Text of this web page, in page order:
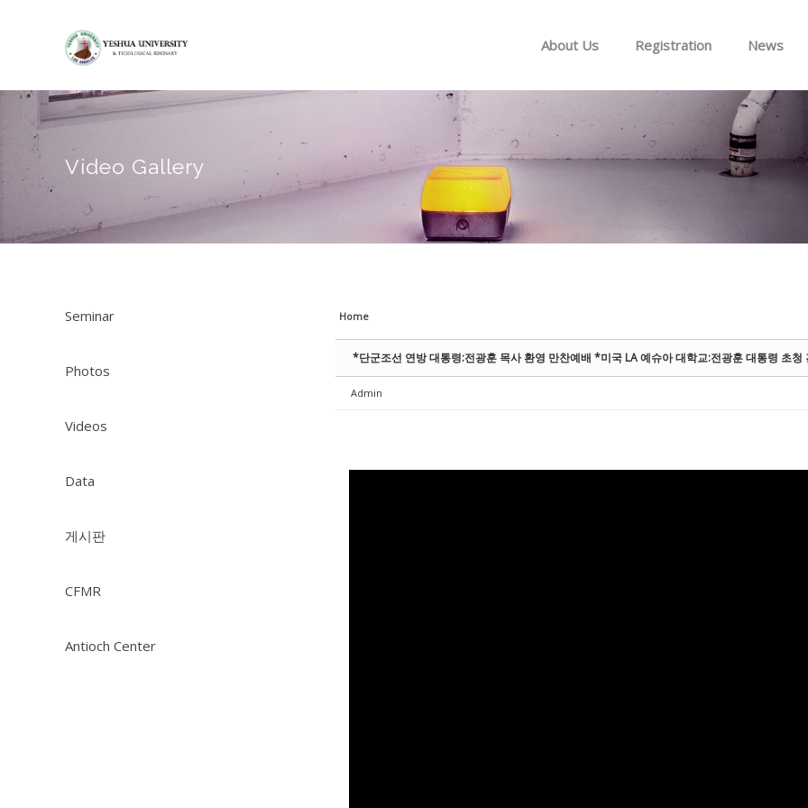
About Us Registration News
Video Gallery
Seminar
Photos
Videos
Data
게시판
CFMR
Antioch Center
Home
*단군조선 연방 대통령:전광훈 목사 환영 만찬예배 *미국 LA 예슈아 대학교:전광훈 대통령 초청
Admin